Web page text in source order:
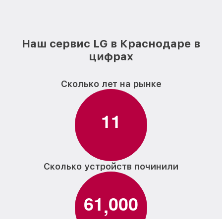
Наш сервис LG в Краснодаре в
цифрах
Сколько лет на рынке
11
Сколько устройств починили
61,000